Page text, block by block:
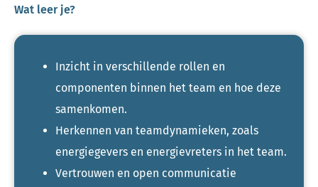
Wat leer je?
Inzicht in verschillende rollen en
componenten binnen het team en hoe deze
samenkomen.
Herkennen van teamdynamieken, zoals
energiegevers en energievreters in het team.
Vertrouwen en open communicatie